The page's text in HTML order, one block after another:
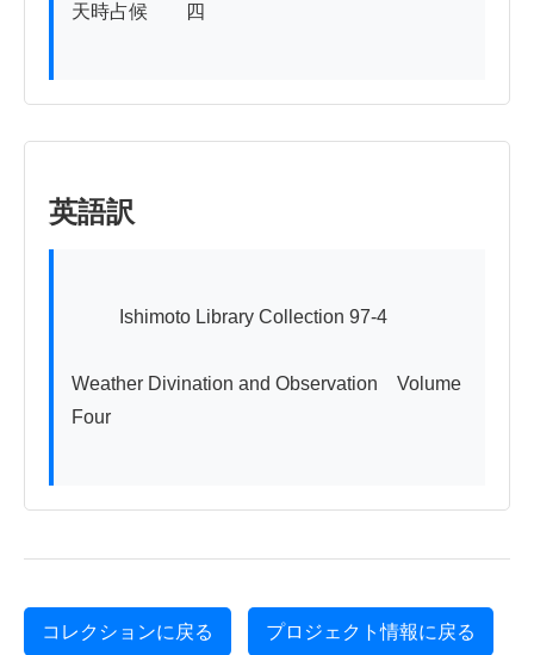
天時占候　　四
英語訳
Weather Divination and Observation　Volume
Four
コレクションに戻る プロジェクト情報に戻る